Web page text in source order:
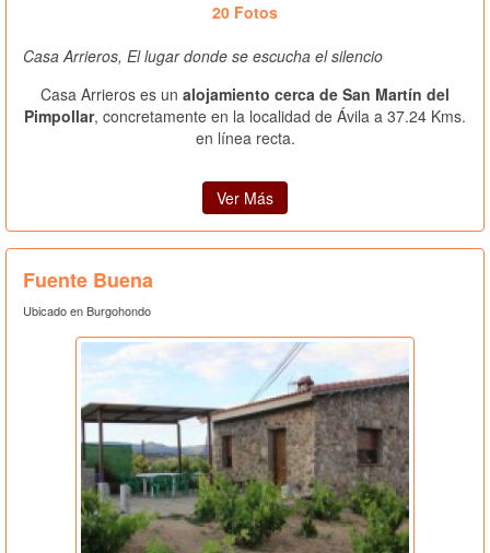
20 Fotos
Casa Arrieros, El lugar donde se escucha el silencio
Casa Arrieros es un alojamiento cerca de San Martín del
Pimpollar, concretamente en la localidad de Ávila a 37.24 Kms.
en línea recta.
Ver Más
Fuente Buena
Ubicado en Burgohondo